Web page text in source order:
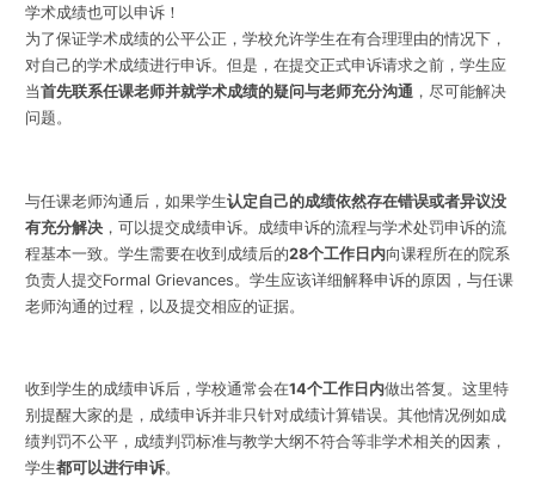
学术成绩也可以申诉！
为了保证学术成绩的公平公正，学校允许学生在有合理理由的情况下，
对自己的学术成绩进行申诉。但是，在提交正式申诉请求之前，学生应
当首先联系任课老师并就学术成绩的疑问与老师充分沟通，尽可能解决
问题。
与任课老师沟通后，如果学生认定自己的成绩依然存在错误或者异议没
有充分解决，可以提交成绩申诉。成绩申诉的流程与学术处罚申诉的流
程基本一致。学生需要在收到成绩后的28个工作日内向课程所在的院系
负责人提交Formal Grievances。学生应该详细解释申诉的原因，与任课
老师沟通的过程，以及提交相应的证据。
收到学生的成绩申诉后，学校通常会在14个工作日内做出答复。这里特
别提醒大家的是，成绩申诉并非只针对成绩计算错误。其他情况例如成
绩判罚不公平，成绩判罚标准与教学大纲不符合等非学术相关的因素，
学生都可以进行申诉。